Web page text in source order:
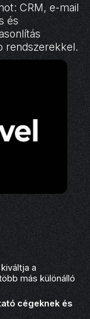
CRM, e-mail
és
rendszerekkel.
a
más különálló
cégeknek és